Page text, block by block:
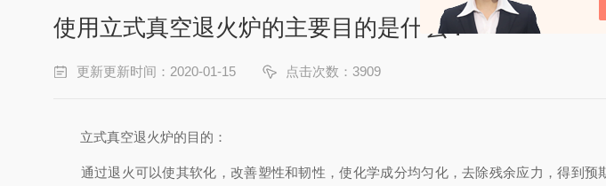
使用立式真空退火炉的主要目的是什么？
更新更新时间：2020-01-15 点击次数：3909
立式真空退火炉的目的：
通过退火可以使其软化，改善塑性和韧性，使化学成分均匀化，去除残余应力，得到预